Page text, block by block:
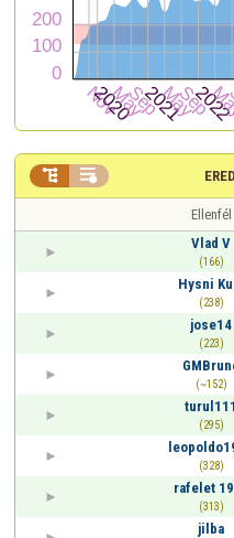
 
Ellenfél
Vlad V
(166)
Hysni
(238)
jose14
(223)
(~152)
turul111
(295)
(328)
rafelet
(313)
jilba